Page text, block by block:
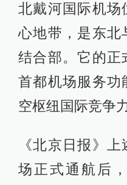
北戴河国际机场
心地带，是东北
结合部。它的正
首都机场服务功
空枢纽国际竞争力
《北京日报》
场正式通航后